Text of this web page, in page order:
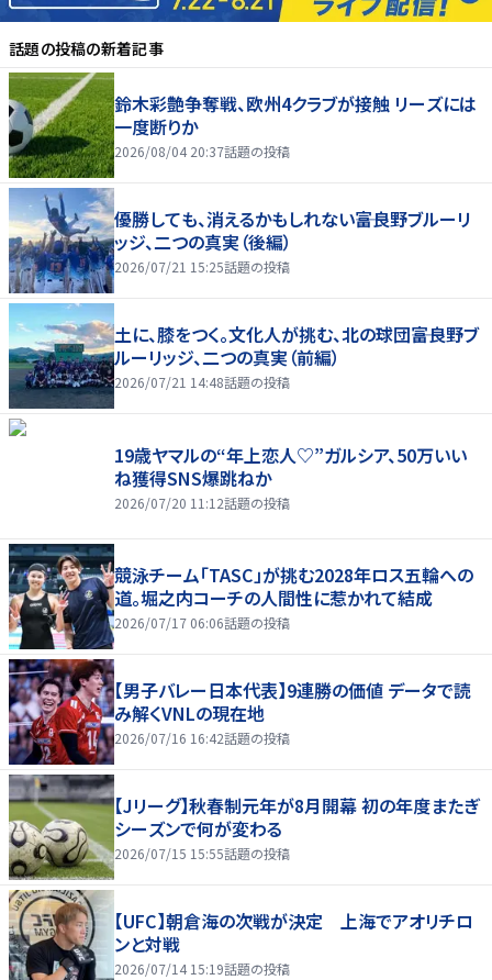
話題の投稿の新着記事
鈴木彩艶争奪戦、欧州4クラブが接触 リーズには
一度断りか
2026/08/04 20:37話題の投稿
優勝しても、消えるかもしれない――富良野ブルーリ
ッジ、二つの真実（後編）
2026/07/21 15:25話題の投稿
土に、膝をつく。文化人が挑む、北の球団――富良野ブ
ルーリッジ、二つの真実（前編）
2026/07/21 14:48話題の投稿
19歳ヤマルの“年上恋人♡”ガルシア、50万いい
ね獲得SNS爆跳ねか
2026/07/20 11:12話題の投稿
競泳チーム「TASC」が挑む2028年ロス五輪への
道。堀之内コーチの人間性に惹かれて結成
2026/07/17 06:06話題の投稿
【男子バレー日本代表】9連勝の価値 データで読
み解くVNLの現在地
2026/07/16 16:42話題の投稿
【Jリーグ】秋春制元年が8月開幕 初の年度またぎ
シーズンで何が変わる
2026/07/15 15:55話題の投稿
【UFC】朝倉海の次戦が決定 上海でアオリチロ
ンと対戦
2026/07/14 15:19話題の投稿